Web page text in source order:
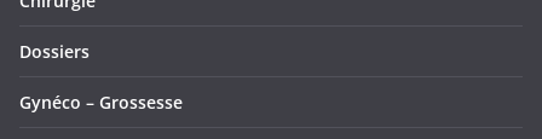
Dossiers
Gynéco – Grossesse